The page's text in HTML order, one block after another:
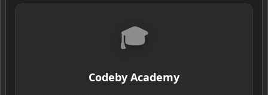
🎓
Codeby Academy